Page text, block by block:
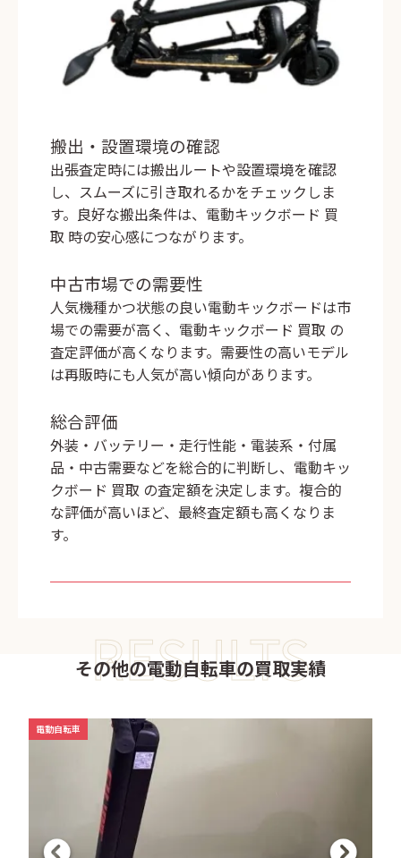
搬出・設置環境の確認
出張査定時には搬出ルートや設置環境を確認
し、スムーズに引き取れるかをチェックしま
す。良好な搬出条件は、 電動キックボード 買
取 時の安心感につながります。
中古市場での需要性
人気機種かつ状態の良い電動キックボードは市
場での需要が高く、 電動キックボード 買取 の
査定評価が高くなります。需要性の高いモデル
は再販時にも人気が高い傾向があります。
総合評価
外装・バッテリー・走行性能・電装系・付属
品・中古需要などを総合的に判断し、 電動キッ
クボード 買取 の査定額を決定します。複合的
な評価が高いほど、最終査定額も高くなりま
す。
その他の電動自転車の買取実績
RESULTS
電動自転車